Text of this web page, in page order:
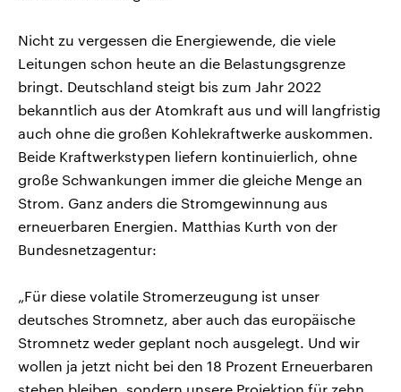
Nicht zu vergessen die Energiewende, die viele
Leitungen schon heute an die Belastungsgrenze
bringt. Deutschland steigt bis zum Jahr 2022
bekanntlich aus der Atomkraft aus und will langfristig
auch ohne die großen Kohlekraftwerke auskommen.
Beide Kraftwerkstypen liefern kontinuierlich, ohne
große Schwankungen immer die gleiche Menge an
Strom. Ganz anders die Stromgewinnung aus
erneuerbaren Energien. Matthias Kurth von der
Bundesnetzagentur:
„Für diese volatile Stromerzeugung ist unser
deutsches Stromnetz, aber auch das europäische
Stromnetz weder geplant noch ausgelegt. Und wir
wollen ja jetzt nicht bei den 18 Prozent Erneuerbaren